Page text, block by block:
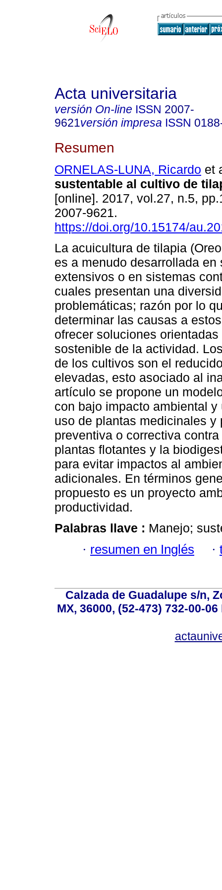
Acta universitaria
versión On-line ISSN 2007-
9621versión impresa ISSN
Resumen
ORNELAS-LUNA, Ricardo et
sustentable al cultivo de
[online]. 2017, vol.27, n.5,
2007-9621.
https://doi.org/10.15174/
La acuicultura de tilapia
es a menudo desarrollada en
extensivos o en sistemas
cuales presentan una
problemáticas; razón por lo
determinar las causas a
ofrecer soluciones
sostenible de la actividad.
de los cultivos son el
elevadas, esto asociado al
artículo se propone un
con bajo impacto ambiental
uso de plantas medicinales
preventiva o correctiva
plantas flotantes y la
para evitar impactos al
adicionales. En términos
propuesto es un proyecto
productividad.
Palabras llave : Manejo;
· resumen en Inglés ·
Calzada de Guadalupe s/n,
MX, 36000, (52-473) 732-00-